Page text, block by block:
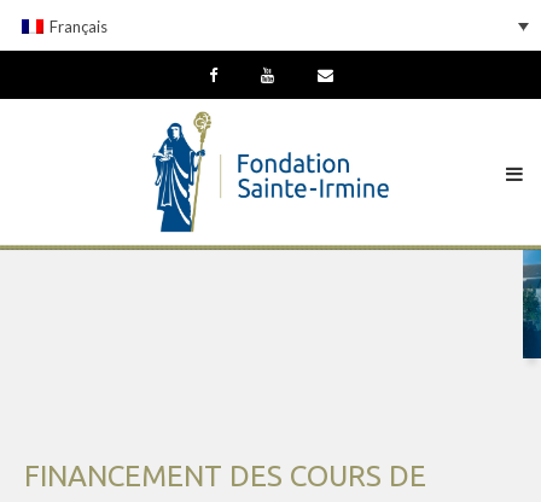
Français
FINANCEMENT DES COURS DE